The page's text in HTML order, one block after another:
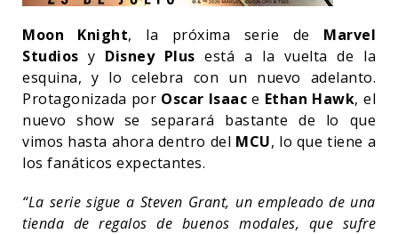
Moon Knight, la próxima serie de Marvel
Studios y Disney Plus está a la vuelta de la
esquina, y lo celebra con un nuevo adelanto.
Protagonizada por Oscar Isaace Ethan Hawk, el
nuevo show se separará bastante de lo que
vimos hasta ahora dentro del MCU, lo que tiene a
los fanáticos expectantes.
“La serie sigue a Steven Grant, un empleado de una
tienda de regalos de buenos modales, que sufre